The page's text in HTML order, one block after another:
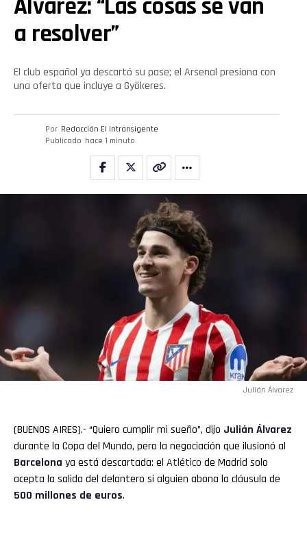
Álvarez: “Las cosas se van
a resolver”
El club español ya descartó su pase; el Arsenal presiona con
una oferta que incluye a Gyökeres.
Por Redacción El intransigente
Publicado hace 1 minuto
Julián Álvarez
(BUENOS AIRES).- “Quiero cumplir mi sueño”, dijo Julián Álvarez
durante la Copa del Mundo, pero la negociación que ilusionó al
Barcelona ya está descartada: el Atlético de Madrid solo
acepta la salida del delantero si alguien abona la cláusula de
500 millones de euros.